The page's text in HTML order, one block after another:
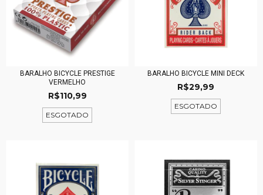
BARALHO BICYCLE PRESTIGE
VERMELHO
R$110,99
ESGOTADO
BARALHO BICYCLE MINI DECK
R$29,99
ESGOTADO